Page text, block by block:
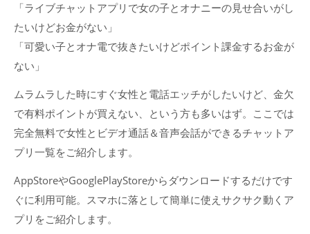
「ライブチャットアプリで女の子とオナニーの見せ合いがし
たいけどお金がない」
「可愛い子とオナ電で抜きたいけどポイント課金するお金が
ない」
ムラムラした時にすぐ女性と電話エッチがしたいけど、金欠
で有料ポイントが買えない、という方も多いはず。ここでは
完全無料で女性とビデオ通話＆音声会話ができるチャットア
プリ一覧をご紹介します。
AppStoreやGooglePlayStoreからダウンロードするだけです
ぐに利用可能。スマホに落として簡単に使えサクサク動くア
プリをご紹介します。